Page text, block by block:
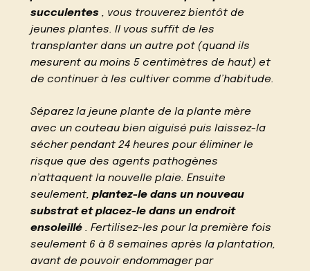
succulentes , vous trouverez bientôt de
jeunes plantes. Il vous suffit de les
transplanter dans un autre pot (quand ils
mesurent au moins 5 centimètres de haut) et
de continuer à les cultiver comme d’habitude.
Séparez la jeune plante de la plante mère
avec un couteau bien aiguisé puis laissez-la
sécher pendant 24 heures pour éliminer le
risque que des agents pathogènes
n’attaquent la nouvelle plaie. Ensuite
seulement,plantez-le dans un nouveau
substrat et placez-le dans un endroit
ensoleillé . Fertilisez-les pour la première fois
seulement 6 à 8 semaines après la plantation,
avant de pouvoir endommager par